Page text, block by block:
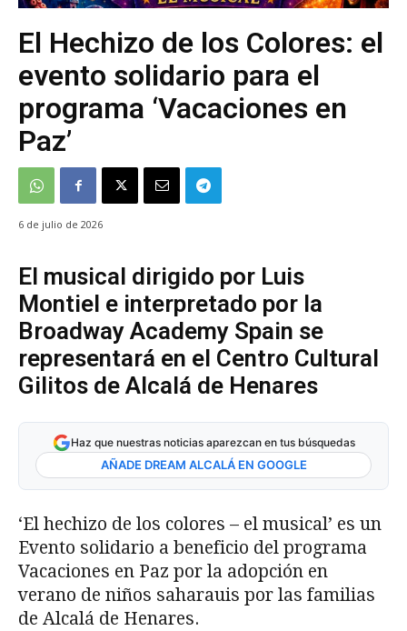
El Hechizo de los Colores: el
evento solidario para el
programa ‘Vacaciones en
Paz’
6 de julio de 2026
El musical dirigido por Luis
Montiel e interpretado por la
Broadway Academy Spain se
representará en el Centro Cultural
Gilitos de Alcalá de Henares
Haz que nuestras noticias aparezcan en tus búsquedas
AÑADE DREAM ALCALÁ EN GOOGLE
‘El hechizo de los colores – el musical’ es un
Evento solidario a beneficio del programa
Vacaciones en Paz por la adopción en
verano de niños saharauis por las familias
de Alcalá de Henares.